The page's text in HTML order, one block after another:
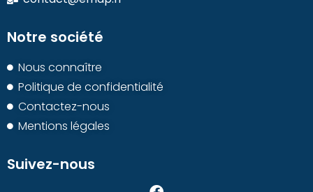
Notre société
Nous connaître
Politique de confidentialité
Contactez-nous
Mentions légales
Suivez-nous